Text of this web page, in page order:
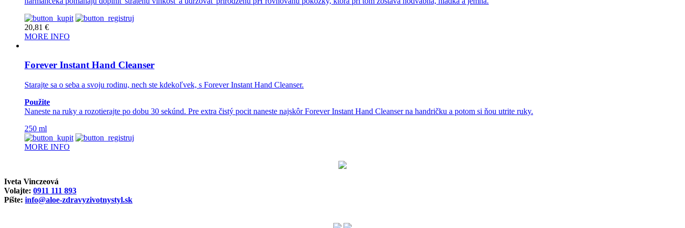
20,81 €
MORE INFO
Forever Instant Hand Cleanser
Starajte sa o seba a svoju rodinu, nech ste kdekoľvek, s Forever Instant Hand Cleanser.
Použite
Naneste na ruky a rozotierajte po dobu 30 sekúnd. Pre extra čistý pocit naneste najskôr Forever Instant Hand Cleanser na handričku a potom si ňou utrite ruky.
250 ml
MORE INFO
Iveta Vinczeová
Volajte: 0911 111 893
Píšte: info@aloe-zdravyzivotnystyl.sk